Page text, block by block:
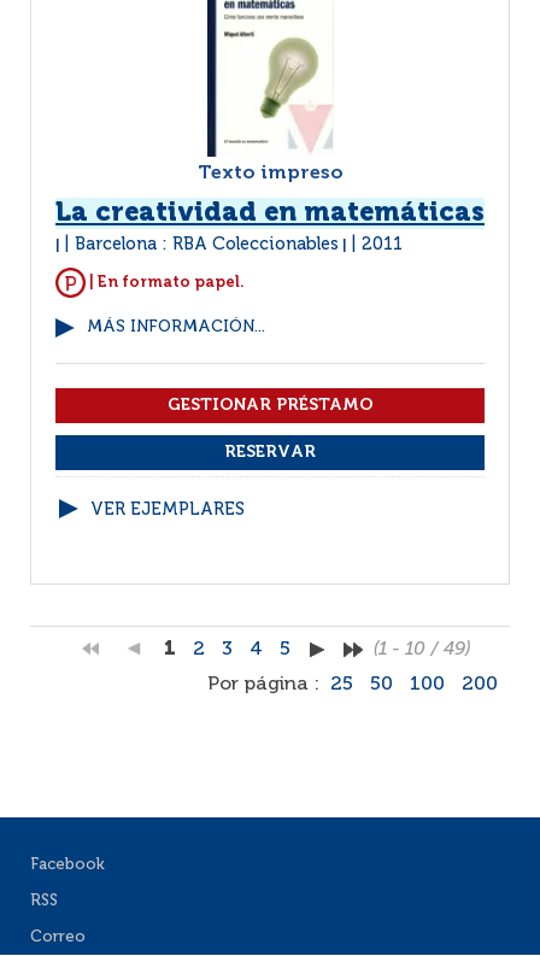
Texto impreso
La creatividad en matemáticas
Barcelona : RBA Coleccionables 2011
| En formato papel.
MÁS INFORMACIÓN...
VER EJEMPLARES
1 2 3 4 5
(1 - 10 / 49)
Por página :
25 50 100 200
Facebook
RSS
Correo